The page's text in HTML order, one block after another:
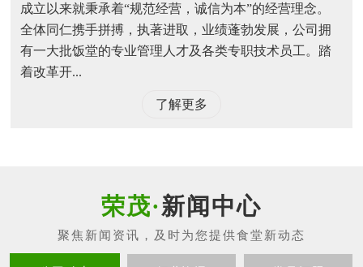
成立以来就秉承着“规范经营，诚信为本”的经营理念。
全体同仁携手拼搏，执著进取，业绩蓬勃发展，公司拥
有一大批饭堂的专业管理人才及各类专职技术员工。踏
着改革开...
了解更多
新闻中心